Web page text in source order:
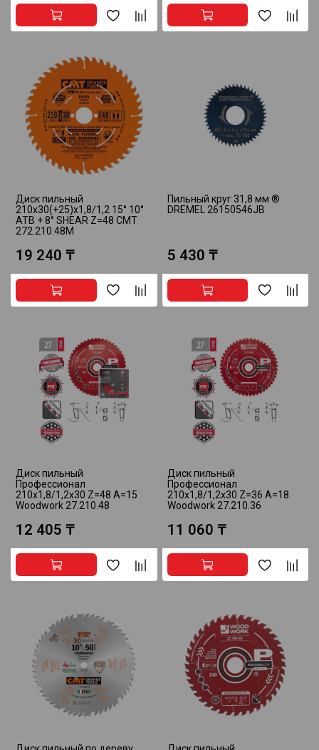
Диск пильный
210x30(+25)x1,8/1,2 15° 10°
ATB + 8° SHEAR Z=48 CMT
272.210.48M
19 240 ₸
Пильный круг 31,8 мм ®
DREMEL 26150546JB
5 430 ₸
Диск пильный
Профессионал
210x1,8/1,2x30 Z=48 A=15
Woodwork 27.210.48
12 405 ₸
Диск пильный
Профессионал
210x1,8/1,2x30 Z=36 A=18
Woodwork 27.210.36
11 060 ₸